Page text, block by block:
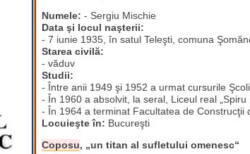
Numele: - Sergiu Mischie
Data şi locul naşterii:
- 7 iunie 1935, în satul Teleşti, comuna
Starea civilă:
- văduv
Studii:
- Între anii 1949 şi 1952 a urmat cursurile
- În 1960 a absolvit, la seral, Liceul real „Spiru
- În 1964 a terminat Facultatea de
Locuieşte în: Bucureşti
Coposu, „un titan al sufletului omenesc“